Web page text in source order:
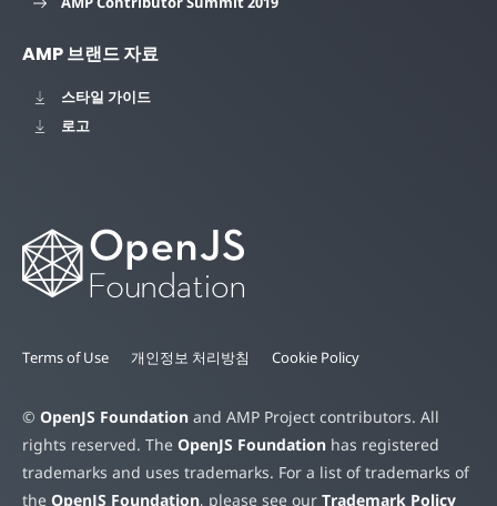
AMP 브랜드 자료
스타일 가이드
로고
Terms of Use 개인정보 처리방침 Cookie Policy
© OpenJS Foundation and AMP Project contributors. All
rights reserved. The OpenJS Foundation has registered
trademarks and uses trademarks. For a list of trademarks of
the OpenJS Foundation, please see our Trademark Policy